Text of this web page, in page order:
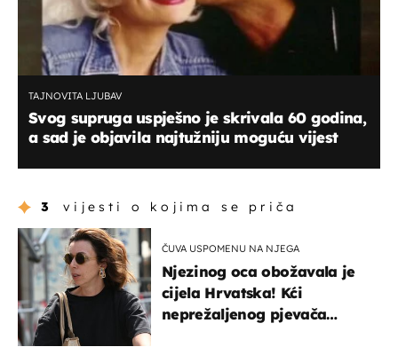
TAJNOVITA LJUBAV
Svog supruga uspješno je skrivala 60 godina,
a sad je objavila najtužniju moguću vijest
3 vijesti o kojima se priča
ČUVA USPOMENU NA NJEGA
Njezinog oca obožavala je
cijela Hrvatska! Kći
neprežaljenog pjevača